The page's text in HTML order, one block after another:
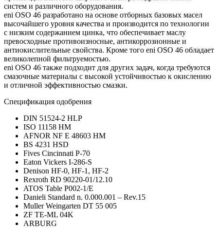
систем и различного оборудования.
eni OSO 46 разработано на основе отборных базовых масел
высочайшего уровня качества и производится по технологии
с низким содержанием цинка, что обеспечивает маслу
превосходные противоизносные, антикоррозионные и
антиокислительные свойства. Кроме того eni OSO 46 обладает
великолепной фильтруемостью.
eni OSO 46 также подходит для других задач, когда требуются
смазочные материалы с высокой устойчивостью к окислению
и отличной эффективностью смазки.
Спецификация одобрения
DIN 51524-2 HLP
ISO 11158 HM
AFNOR NF E 48603 HM
BS 4231 HSD
Fives Cincinnati P-70
Eaton Vickers I-286-S
Denison HF-0, HF-1, HF-2
Rexroth RD 90220-01/12.10
ATOS Table P002-1/E
Danieli Standard n. 0.000.001 – Rev.15
Muller Weingarten DT 55 005
ZF TE-ML 04K
ARBURG